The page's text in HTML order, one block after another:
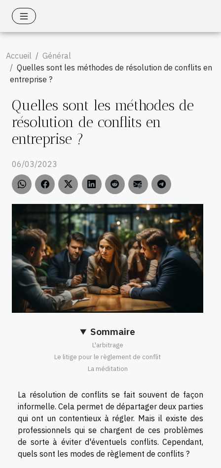
Accueil
Général
Quelles sont les méthodes de résolution de conflits en
entreprise ?
Quelles sont les méthodes de
résolution de conflits en
entreprise ?
06/03/2023
Sommaire
L'arbitrage
Le litige pour le règlement de conflit
La méditation
La résolution de conflits se fait souvent de façon
informelle. Cela permet de départager deux parties
qui ont un contentieux à régler. Mais il existe des
professionnels qui se chargent de ces problèmes
de sorte à éviter d'éventuels conflits. Cependant,
quels sont les modes de règlement de conflits ?